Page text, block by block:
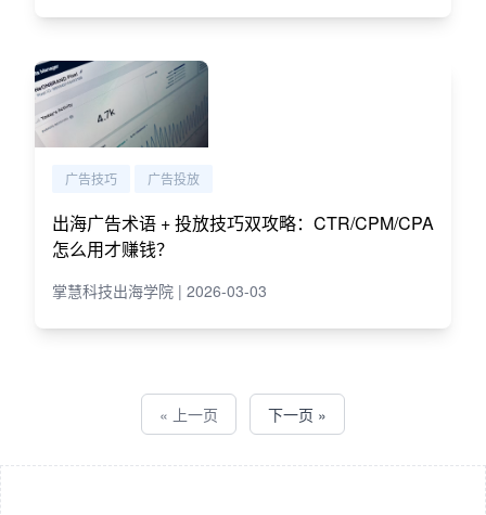
广告技巧 广告投放
出海广告术语 + 投放技巧双攻略：CTR/CPM/CPA
怎么用才赚钱？
掌慧科技出海学院 | 2026-03-03
« 上一页 下一页 »